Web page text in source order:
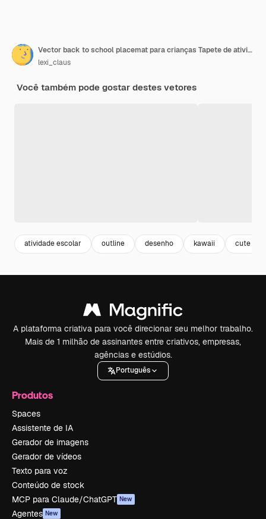
Vector back to school placemat para crianças Tapete de atividades para impressão de outono com labirinto, página para colorir
lexi_claus
Você também pode gostar destes vetores
atividade escolar outline desenho kawaii cute
A plataforma criativa para você direcionar seu melhor trabalho.
Mais de 1 milhão de assinantes entre criativos, empresas,
agências e estúdios.
Português
Produtos
Spaces
Assistente de IA
Gerador de imagens
Gerador de vídeos
Texto para voz
Conteúdo de stock
MCP para Claude/ChatGPT New
Agentes New